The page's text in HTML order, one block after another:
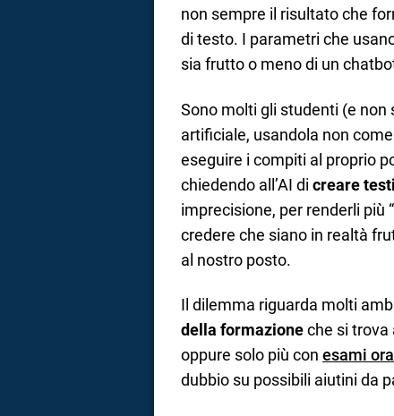
non sempre il risultato che
di testo. I parametri che
sia frutto o meno di un
Sono molti gli studenti (e non
artificiale, usandola non
eseguire i compiti al proprio
chiedendo all’AI di creare
imprecisione, per renderli più
credere che siano in realtà
al nostro posto.
Il dilemma riguarda molti
della formazioneche si trova
oppure solo più con esami
dubbio su possibili aiutini da